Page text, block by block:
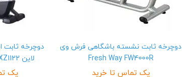
دوچرخه ثابت نشسته باشگاهی فرش وی
Fresh Way FW4000R
یک تماس تا خرید
دوچرخه ثابت
لاین Trimline fitness XZ1122
یک